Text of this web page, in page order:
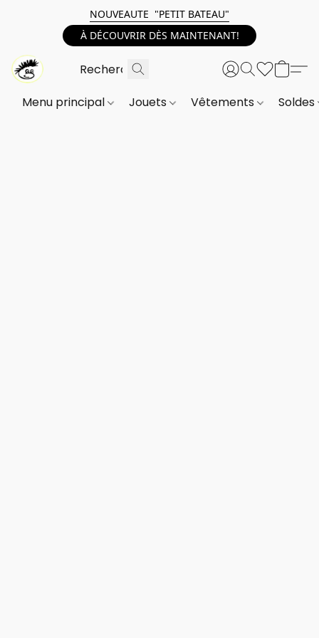
NOUVEAUTE "PETIT BATEAU"
À DÉCOUVRIR DÈS MAINTENANT!
Menu principal Jouets Vêtements Soldes